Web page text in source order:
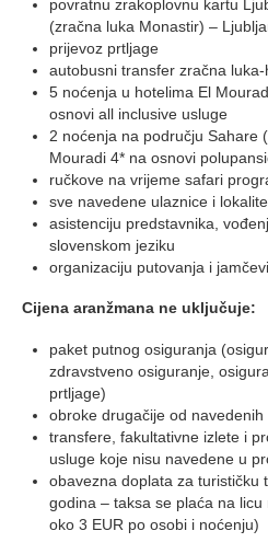
povratnu zrakoplovnu kartu
(zračna luka Monastir) –
prijevoz prtljage
autobusni transfer zračna
5 noćenja u hotelima El
osnovi all inclusive usluge
2 noćenja na području Sahare
Mouradi 4* na osnovi
ručkove na vrijeme safari
sve navedene ulaznice i
asistenciju predstavnika,
slovenskom jeziku
organizaciju putovanja i
Cijena aranžmana ne uključuje:
paket putnog osiguranja
zdravstveno osiguranje,
prtljage)
obroke drugačije od navedenih
transfere, fakultativne izlete i
usluge koje nisu navedene u
obavezna doplata za turističku
godina – taksa se plaća na
oko 3 EUR po osobi i noćenju)